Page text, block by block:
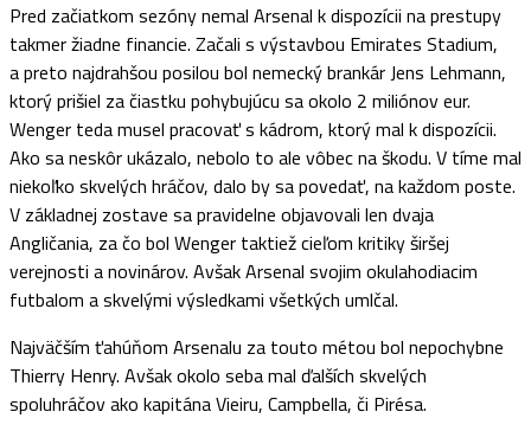
Pred začiatkom sezóny nemal Arsenal k dispozícii na prestupy
takmer žiadne financie. Začali s výstavbou Emirates Stadium,
a preto najdrahšou posilou bol nemecký brankár Jens Lehmann,
ktorý prišiel za čiastku pohybujúcu sa okolo 2 miliónov eur.
Wenger teda musel pracovať s kádrom, ktorý mal k dispozícii.
Ako sa neskôr ukázalo, nebolo to ale vôbec na škodu. V tíme mal
niekoľko skvelých hráčov, dalo by sa povedať, na každom poste.
V základnej zostave sa pravidelne objavovali len dvaja
Angličania, za čo bol Wenger taktiež cieľom kritiky širšej
verejnosti a novinárov. Avšak Arsenal svojim okulahodiacim
futbalom a skvelými výsledkami všetkých umlčal.
Najväčším ťahúňom Arsenalu za touto métou bol nepochybne
Thierry Henry. Avšak okolo seba mal ďalších skvelých
spoluhráčov ako kapitána Vieiru, Campbella, či Pirésa.